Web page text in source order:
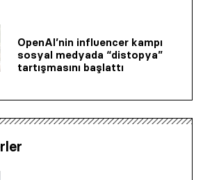
OpenAI’nin influencer kampı
sosyal medyada “distopya”
tartışmasını başlattı